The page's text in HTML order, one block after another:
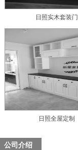
日照实木套装门
日照全屋定制
公司介绍